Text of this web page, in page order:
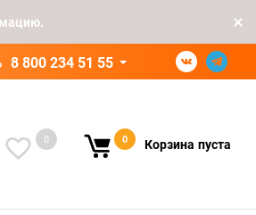
8 800 234 51 55
0 0 Корзина пуста